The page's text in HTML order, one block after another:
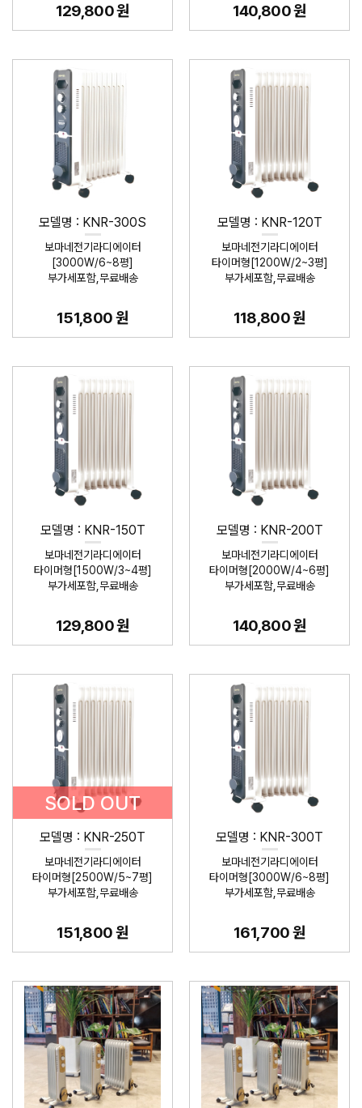
129,800 원 140,800 원
모델명 : KNR-300S
보마네전기라디에이터
[3000W/6~8평]
부가세포함,무료배송
151,800 원
모델명 : KNR-120T
보마네전기라디에이터
타이머형[1200W/2~3평]
부가세포함,무료배송
118,800 원
모델명 : KNR-150T
보마네전기라디에이터
타이머형[1500W/3~4평]
부가세포함,무료배송
129,800 원
모델명 : KNR-200T
보마네전기라디에이터
타이머형[2000W/4~6평]
부가세포함,무료배송
140,800 원
SOLD OUT
모델명 : KNR-250T
보마네전기라디에이터
타이머형[2500W/5~7평]
부가세포함,무료배송
151,800 원
모델명 : KNR-300T
보마네전기라디에이터
타이머형[3000W/6~8평]
부가세포함,무료배송
161,700 원